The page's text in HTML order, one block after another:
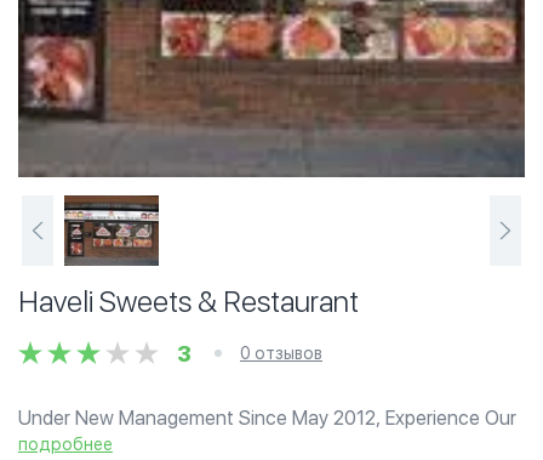
Haveli Sweets & Restaurant
3 0 отзывов
Under New Management Since May 2012, Experience Our
Unique And Authentic Taste Pakistani style Breakfast like
подробнее